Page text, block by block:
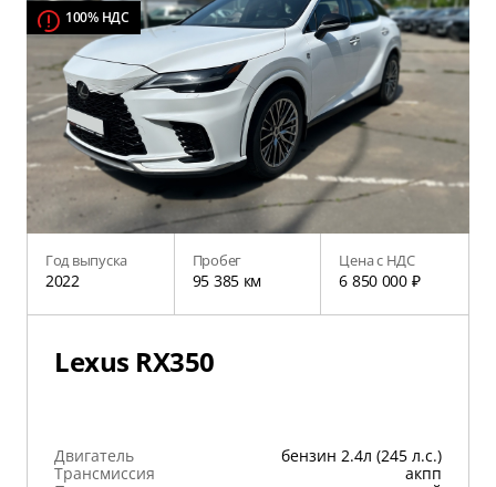
100% НДС
Год выпуска
2022
Пробег
95 385 км
Цена с НДС
6 850 000 ₽
Lexus RX350
Двигатель
бензин 2.4л (245 л.с.)
Трансмиссия
акпп